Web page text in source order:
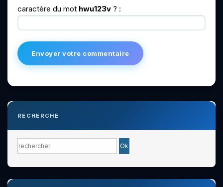
caractère du mot hwu123v ? :
RECHERCHE